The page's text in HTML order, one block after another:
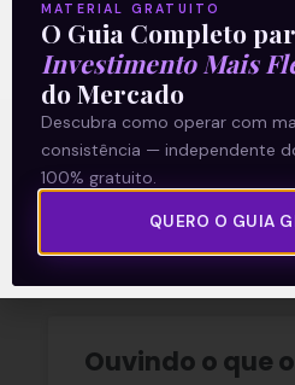
você
Ouvindo o que
MATERIAL GRATUITO
O Guia Completo
Investimento Mais
do Mercado
Descubra como operar com
consistência — independente
100% gratuito.
QUERO O GUIA